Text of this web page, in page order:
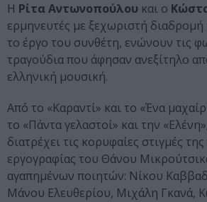
Η Ρίτα Αντωνοπούλου και ο
ερμηνευτές με ξεχωριστή διαδρομή
το έργο του συνθέτη, ενώνουν τις
τραγούδια που άφησαν ανεξίτηλο
ελληνική μουσική.
Από το «Καραντί» και το «Ένα
το «Πάντα γελαστοί» και την
διατρέχει τις κορυφαίες στιγμές
εργογραφίας του Θάνου
αγαπημένων ποιητών: Νίκου
Μάνου Ελευθερίου, Μιχάλη Γκανά,